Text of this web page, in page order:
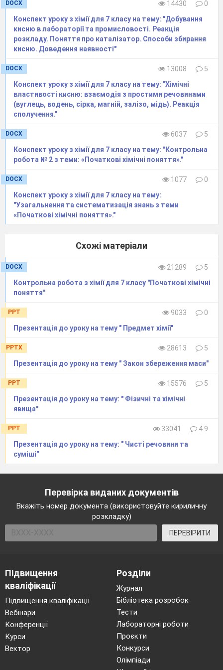
Запишіть послідовність дій,
спостереження та зробіть висновок.
Оформіть практичну роботу з
висковками і спостереженнями та здайте зошит.
ІV
. Оформлення звіту про виконану роботу
в зошиті, висновків за роботою.
V. Підсумок уроку.
VІ. Домашнє завдання.
Практична робота № 4.
Тема:Добування кисню з гідроген пероксиду з
використанням різних біологічних
каталізаторів, доведення його наявності.
Мета:сформувати навички роботи з
хімічними речовинами й лабораторним
повітря і води; формувати навички й уміння
проведення хімічного експерименту й аналізу
Обладнання:
розчин
гідроген пероксиду,
лабораторний штатив з лапкою, пробірки,
пробка з газовідвідною трубкою, штатив для
пробірок, кристалізатор, хімічні склянки
(конічні колби).
Хід роботи
З правилами БЖД ознайомлений(а)
записуйте в таблицю свої дії, спостереження, а
№ досліду
Послідовність дій
1
Дослід 1.
пероксиду (Н О ) методом витіснення води.
Зберіть прилад для добування кисню.
Прилад для добування кисню методом
витіснення води:
1 – пробірка; 2 – вода; 3 – газовідвідна трубка;
DOCX 14430
0
Конспект уроку з хімії для 7 класу на тему: "Добування
кисню в лабораторії та промисловості. Реакція
розкладу. Поняття про каталізатор. Способи збирання
кисню. Доведення наявності"
DOCX 13008
5
Конспект уроку з хімії для 7 класу на тему: "Хімічні
властивості кисню: взаємодія з простими речовинами
(вуглець, водень, сірка, магній, залізо, мідь). Реакція
сполучення."
DOCX 6037
5
Конспект уроку з хімії для 7 класу на тему: "Контрольна
робота № 2 з теми: «Початкові хімічні поняття»."
DOCX 1077
0
Конспект уроку з хімії для 7 класу на тему:
"Узагальнення та систематизація знань з теми
«Початкові хімічні поняття»."
Схожі матеріали
DOCX 21289
5
Контрольна робота з хімії для 7 класу "Початкові хімічні
поняття"
PPT 9033
0
Презентація до уроку на тему " Предмет хімії"
PPTX 28613
5
Презентація до уроку на тему " Закон збереження маси"
PPT 15576
5
Презентація до уроку на тему: " Фізичні та хімічні
явища"
PPT 33041
4.9
Презентація до уроку на тему: " Чисті речовини та
суміші"
Перевірка виданих документів
Вкажіть номер документа (використовуйте кириличну
розкладку)
ПЕРЕВІРИТИ
Підвищення
кваліфікації
Підвищення кваліфікації
Вебінари
Конференції
Курси
Вектор
Розділи
Журнал
Бібліотека розробок
Тести
Лабораторні роботи
Проєкти
Конкурси
Олімпіади